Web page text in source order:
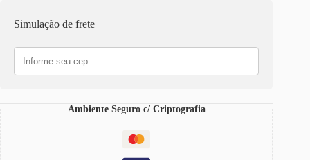
Banho
Longo-
Simulação de frete
Ambiente Seguro c/ Criptografia